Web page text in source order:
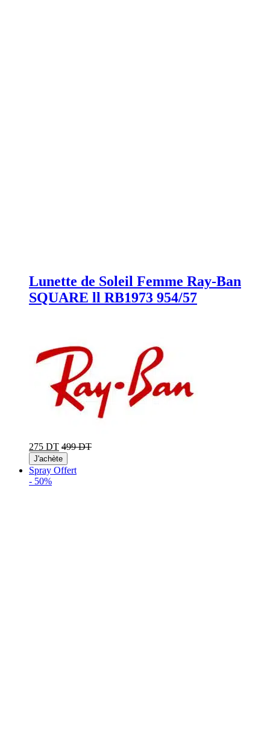
Lunette de Soleil Femme Ray-Ban
SQUARE ll RB1973 954/57
275 DT 499 DT
J'achète
Spray Offert
- 50%